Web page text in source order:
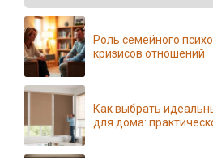
Роль семейного
кризисов отношений
Как выбрать
для дома: